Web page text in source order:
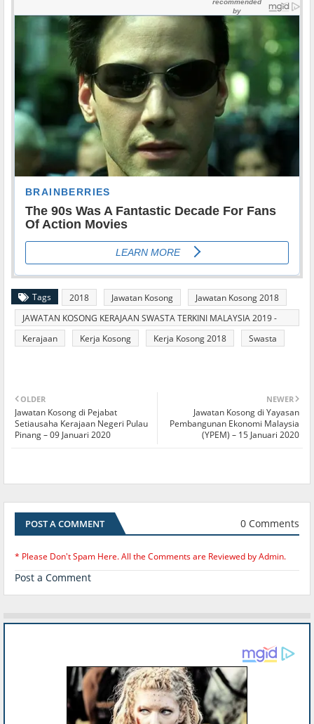
Tags 2018 Jawatan Kosong
Jawatan Kosong 2018
JAWATAN KOSONG KERAJAAN SWASTA TERKINI MALAYSIA 2019 -
2020
Kerajaan Kerja Kosong Kerja Kosong 2018 Swasta
NEWER
Jawatan Kosong di Yayasan
Pembangunan Ekonomi Malaysia
(YPEM) – 15 Januari 2020
OLDER
Jawatan Kosong di Pejabat
Setiausaha Kerajaan Negeri Pulau
Pinang – 09 Januari 2020
POST A COMMENT 0 Comments
* Please Don't Spam Here. All the Comments are Reviewed by Admin.
Post a Comment